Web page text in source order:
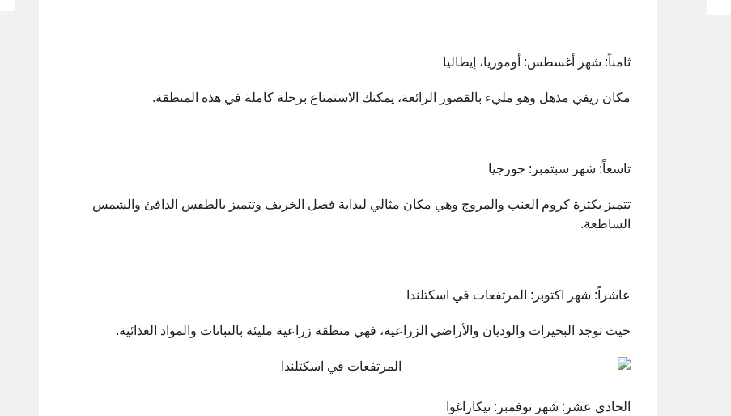
ثامناً: شهر أغسطس: أوموريا، إيطاليا
مكان ريفي مذهل وهو مليء بالقصور الرائعة، يمكنك الاستمتاع برحلة كاملة في هذه المنطقة.
تاسعاً: شهر سبتمبر: جورجيا
تتميز بكثرة كروم العنب والمروج وهي مكان مثالي لبداية فصل الخريف وتتميز بالطقس الدافئ والشمس
الساطعة.
عاشراً: شهر اكتوبر: المرتفعات في اسكتلندا
حيث توجد البحيرات والوديان والأراضي الزراعية، فهي منطقة زراعية مليئة بالنباتات والمواد الغذائية.
الحادي عشر: شهر نوفمبر: نيكاراغوا